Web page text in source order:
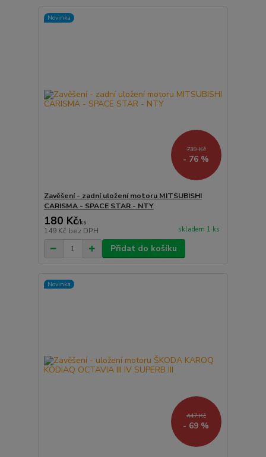
Novinka
739 Kč
- 76 %
Zavěšení - zadní uložení motoru MITSUBISHI
CARISMA - SPACE STAR - NTY
180 Kč/ks
149 Kč bez DPH skladem 1 ks
Přidat do košíku
Novinka
447 Kč
- 69 %